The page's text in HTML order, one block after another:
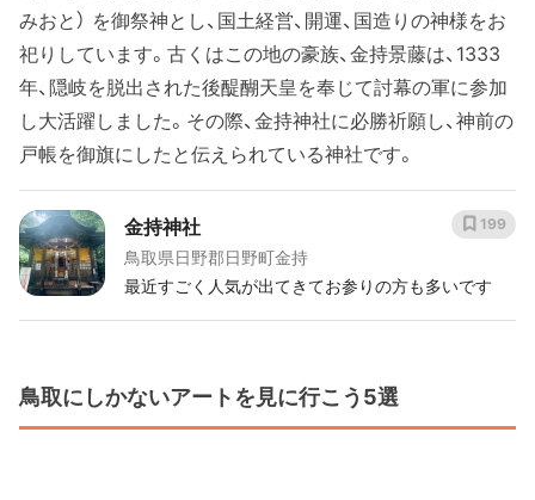
みおと） を御祭神とし、国土経営、開運、国造りの神様をお
祀りしています。古くはこの地の豪族、金持景藤は、1333
年、隠岐を脱出された後醍醐天皇を奉じて討幕の軍に参加
し大活躍しました。その際、金持神社に必勝祈願し、神前の
戸帳を御旗にしたと伝えられている神社です。
金持神社
鳥取県日野郡日野町金持
最近すごく人気が出てきてお参りの方も多いです
199
鳥取にしかないアートを見に行こう5選